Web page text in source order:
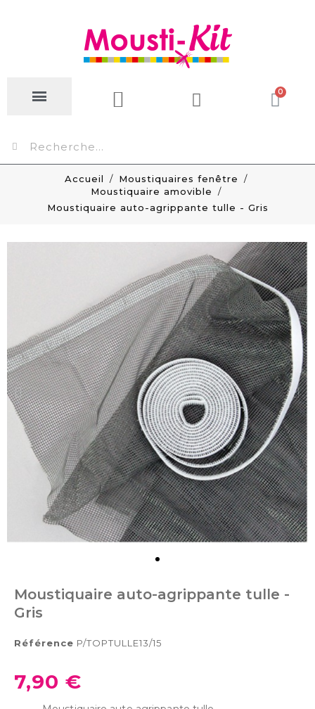
Accueil
Moustiquaires fenêtre
Moustiquaire amovible
Moustiquaire auto-agrippante tulle - Gris
Moustiquaire auto-agrippante tulle -
Gris
Référence P/TOPTULLE13/15
7,90 €